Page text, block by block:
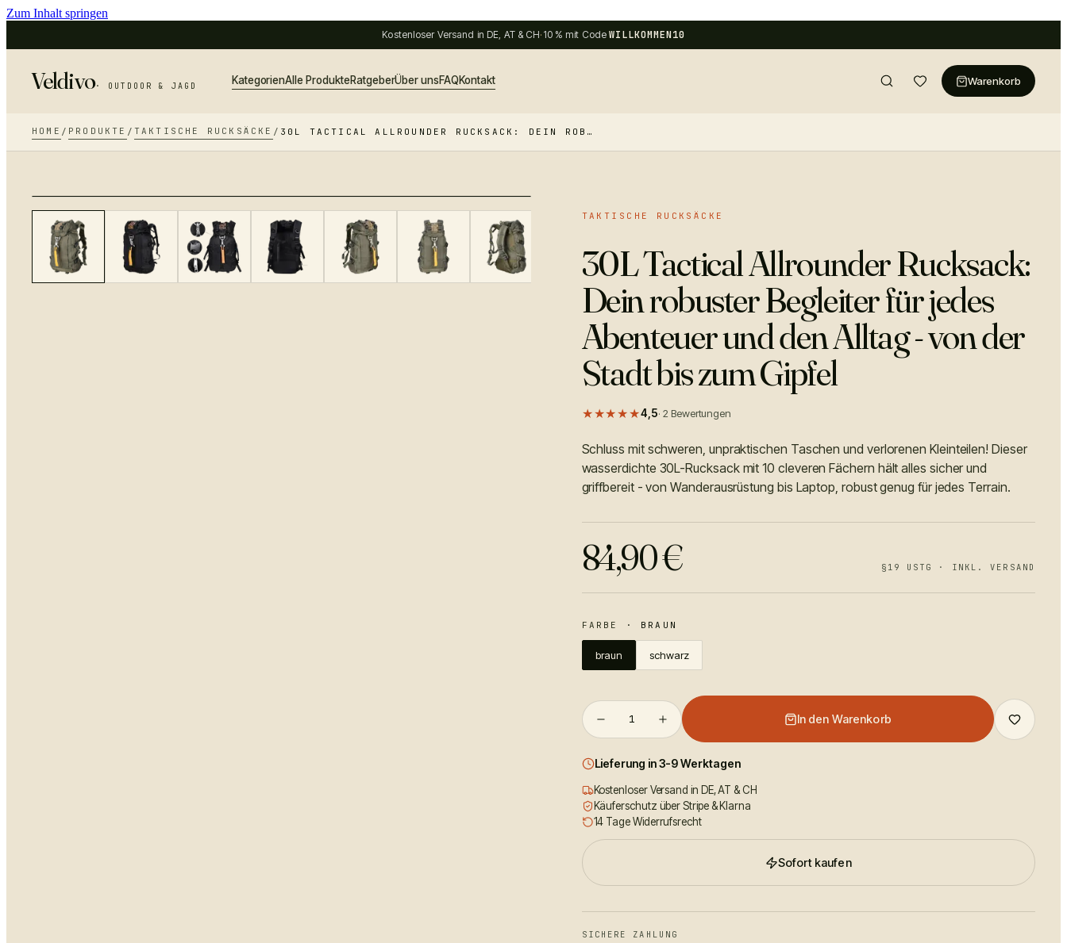
Zum Inhalt springen
Kostenloser Versand in DE, AT & CH· 10 % mit Code WILLKOMMEN10
Veldivo· OUTDOOR & JAGD KategorienAlle ProdukteRatgeberÜber unsFAQKontakt Warenkorb
HOME / PRODUKTE / TAKTISCHE RUCKSÄCKE / 30L TACTICAL ALLROUNDER RUCKSACK: DEIN ROB…
TAKTISCHE RUCKSÄCKE
30L Tactical Allrounder Rucksack:
Dein robuster Begleiter für jedes
Abenteuer und den Alltag - von der
Stadt bis zum Gipfel
★★★★★4,5·2 Bewertungen
Schluss mit schweren, unpraktischen Taschen und verlorenen Kleinteilen! Dieser
wasserdichte 30L-Rucksack mit 10 cleveren Fächern hält alles sicher und
griffbereit - von Wanderausrüstung bis Laptop, robust genug für jedes Terrain.
84,90€ §19 USTG · INKL. VERSAND
FARBE · BRAUN
braun schwarz
1 In den Warenkorb
Lieferung in 3-9 Werktagen
Kostenloser Versand in DE, AT & CH
Käuferschutz über Stripe & Klarna
14 Tage Widerrufsrecht
Sofort kaufen
SICHERE ZAHLUNG